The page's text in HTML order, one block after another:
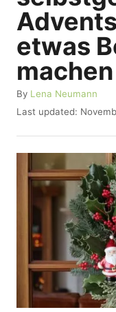
etwas
machen
By A
u
h
o
Lena Neumann
P
s
t
Last updated: